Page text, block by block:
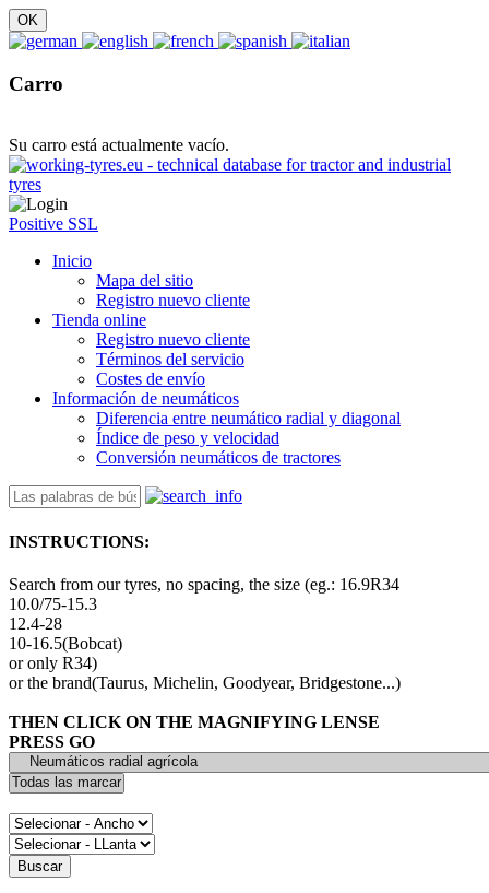
Carro
Su carro está actualmente vacío.
Positive SSL
Inicio
Mapa del sitio
Registro nuevo cliente
Tienda online
Registro nuevo cliente
Términos del servicio
Costes de envío
Información de neumáticos
Diferencia entre neumático radial y diagonal
Índice de peso y velocidad
Conversión neumáticos de tractores
INSTRUCTIONS:
Search from our tyres, no spacing, the size (eg.: 16.9R34
10.0/75-15.3
12.4-28
10-16.5(Bobcat)
or only R34)
or the brand(Taurus, Michelin, Goodyear, Bridgestone...)
THEN CLICK ON THE MAGNIFYING LENSE
PRESS GO